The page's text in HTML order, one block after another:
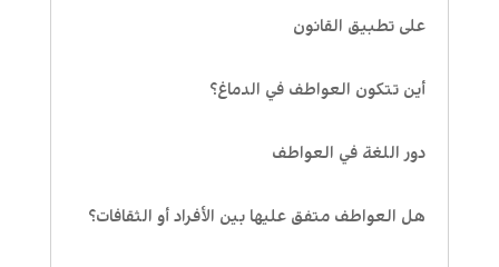
على تطبيق القانون
أين تتكون العواطف في الدماغ؟
دور اللغة في العواطف
هل العواطف متفق عليها بين الأفراد أو الثقافات؟